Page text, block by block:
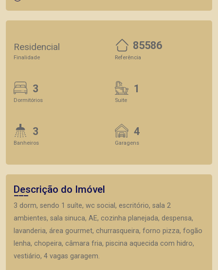
Residencial
Finalidade
85586
Referência
3
Dormitórios
1
Suite
3
Banheiros
4
Garagens
Descrição do Imóvel
3 dorm, sendo 1 suíte, wc social, escritório, sala 2
ambientes, sala sinuca, AE, cozinha planejada, despensa,
lavanderia, área gourmet, churrasqueira, forno pizza, fogão
lenha, chopeira, câmara fria, piscina aquecida com hidro,
vestiário, 4 vagas garagem.